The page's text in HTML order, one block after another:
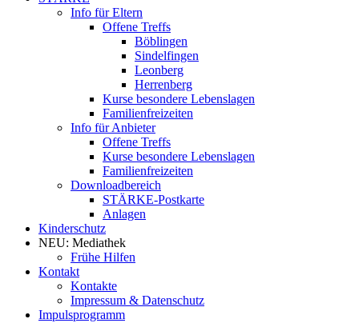
Info für Eltern
Offene Treffs
Böblingen
Sindelfingen
Leonberg
Herrenberg
Kurse besondere Lebenslagen
Familienfreizeiten
Info für Anbieter
Offene Treffs
Kurse besondere Lebenslagen
Familienfreizeiten
Downloadbereich
STÄRKE-Postkarte
Anlagen
Kinderschutz
NEU: Mediathek
Frühe Hilfen
Kontakt
Kontakte
Impressum & Datenschutz
Impulsprogramm